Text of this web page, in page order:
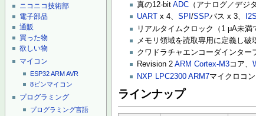
ニコニコ技術部
電子部品
通販
買った物
欲しい物
マイコン
ESP32ARMAVR
8ピンマイコン
プログラミング
プログラミング言語
真の12-bitADC （アナログ／デジ
UART
x 4、SPI/SSPバス x 3、
リアルタイムクロック（1 μA未満
メモリ領域を読取専用に定義し破
クワドラチャエンコーダインタ
Revision 2ARM Cortex-M3コア、
NXP
LPC2300 ARM7マイクロコ
ラインナップ